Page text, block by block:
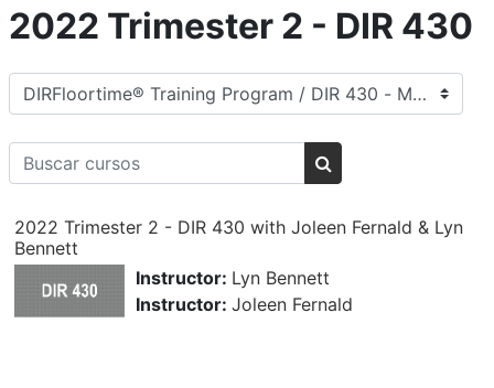
2022 Trimester 2 - DIR 430
Categorías
Buscar cursos
Buscar cursos
2022 Trimester 2 - DIR 430 with Joleen Fernald & Lyn
Bennett
Instructor: Lyn Bennett
Instructor: Joleen Fernald